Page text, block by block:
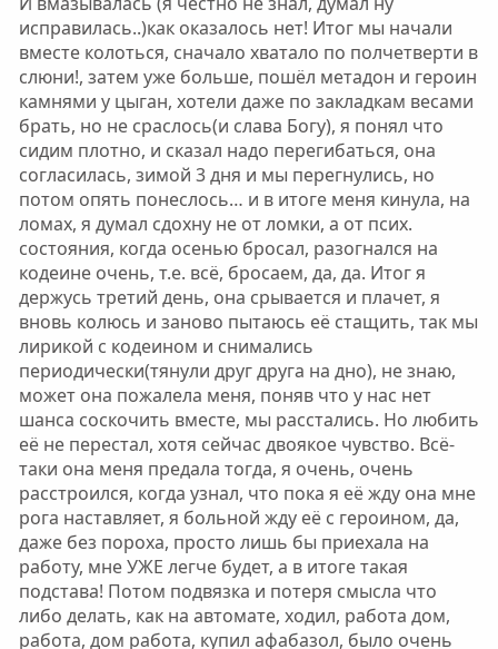
исправилась..)как оказалось нет! Итог мы начали
вместе колоться, сначало хватало по полчетверти в
слюни!, затем уже больше, пошёл метадон и героин
камнями у цыган, хотели даже по закладкам весами
брать, но не сраслось(и слава Богу), я понял что
сидим плотно, и сказал надо перегибаться, она
согласилась, зимой 3 дня и мы перегнулись, но
потом опять понеслось… и в итоге меня кинула, на
ломах, я думал сдохну не от ломки, а от псих.
состояния, когда осенью бросал, разогнался на
кодеине очень, т.е. всё, бросаем, да, да. Итог я
держусь третий день, она срывается и плачет, я
вновь колюсь и заново пытаюсь её стащить, так мы
лирикой с кодеином и снимались
периодически(тянули друг друга на дно), не знаю,
может она пожалела меня, поняв что у нас нет
шанса соскочить вместе, мы расстались. Но любить
её не перестал, хотя сейчас двоякое чувство. Всё-
таки она меня предала тогда, я очень, очень
расстроился, когда узнал, что пока я её жду она мне
рога наставляет, я больной жду её с героином, да,
даже без пороха, просто лишь бы приехала на
работу, мне УЖЕ легче будет, а в итоге такая
подстава! Потом подвязка и потеря смысла что
либо делать, как на автомате, ходил, работа дом,
работа, дом работа, купил афабазол, было очень